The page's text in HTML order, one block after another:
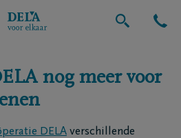
nog meer voor
DELA verschillende